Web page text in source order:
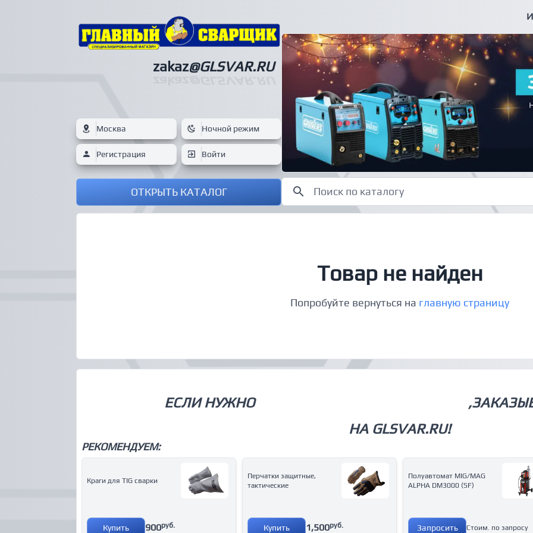
zakaz@GLSVAR.RU
Москва Ночной режим
Регистрация Войти
ОТКРЫТЬ КАТАЛОГ
Товар не найден
Попробуйте вернуться на главную страницу
ЕСЛИ НУЖНО
НА GLSVAR.RU!
РЕКОМЕНДУЕМ:
Краги для TIG сварки
Купить 900руб.
Перчатки защитные,
тактические
Купить 1,500руб.
Полуавтомат MIG/MAG
ALPHA DM3000 (SF)
Запросить Стоим. по запросу